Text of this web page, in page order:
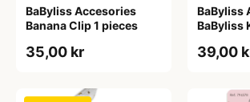
BaByliss Accesories
Banana Clip 1 pieces
35,00 kr
BaByliss
BaByliss
39,00